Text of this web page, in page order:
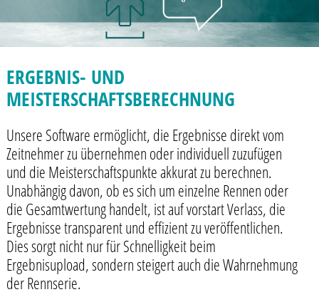
ERGEBNIS- UND
MEISTERSCHAFTSBERECHNUNG
Unsere Software ermöglicht, die Ergebnisse direkt vom
Zeitnehmer zu übernehmen oder individuell zuzufügen
und die Meisterschaftspunkte akkurat zu berechnen.
Unabhängig davon, ob es sich um einzelne Rennen oder
die Gesamtwertung handelt, ist auf vorstart Verlass, die
Ergebnisse transparent und effizient zu veröffentlichen.
Dies sorgt nicht nur für Schnelligkeit beim
Ergebnisupload, sondern steigert auch die Wahrnehmung
der Rennserie.